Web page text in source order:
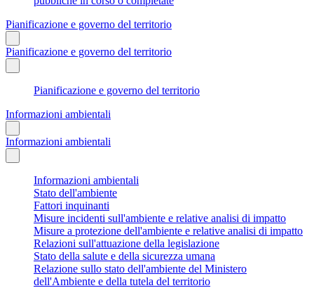
Pianificazione e governo del territorio
Pianificazione e governo del territorio
Pianificazione e governo del territorio
Informazioni ambientali
Informazioni ambientali
Informazioni ambientali
Stato dell'ambiente
Fattori inquinanti
Misure incidenti sull'ambiente e relative analisi di impatto
Misure a protezione dell'ambiente e relative analisi di impatto
Relazioni sull'attuazione della legislazione
Stato della salute e della sicurezza umana
Relazione sullo stato dell'ambiente del Ministero
dell'Ambiente e della tutela del territorio